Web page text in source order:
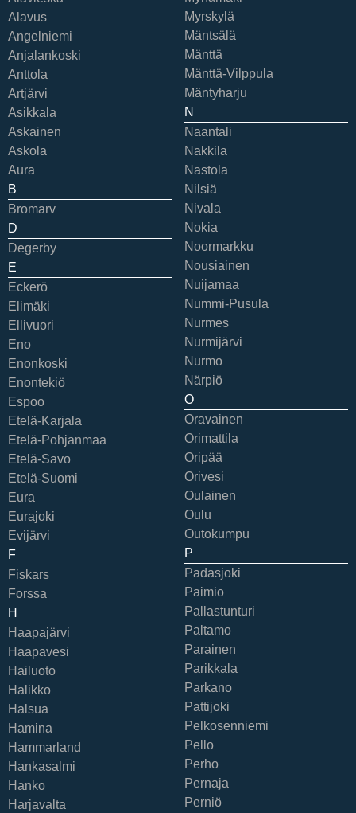
Alavus
Angelniemi
Anjalankoski
Anttola
Artjärvi
Asikkala
Askainen
Askola
Aura
B
Bromarv
D
Degerby
E
Eckerö
Elimäki
Ellivuori
Eno
Enonkoski
Enontekiö
Espoo
Etelä-Karjala
Etelä-Pohjanmaa
Etelä-Savo
Etelä-Suomi
Eura
Eurajoki
Evijärvi
F
Fiskars
Forssa
H
Haapajärvi
Haapavesi
Hailuoto
Halikko
Halsua
Hamina
Hammarland
Hankasalmi
Hanko
Harjavalta
Myrskylä
Mäntsälä
Mänttä
Mänttä-Vilppula
Mäntyharju
N
Naantali
Nakkila
Nastola
Nilsiä
Nivala
Nokia
Noormarkku
Nousiainen
Nuijamaa
Nummi-Pusula
Nurmes
Nurmijärvi
Nurmo
Närpiö
O
Oravainen
Orimattila
Oripää
Orivesi
Oulainen
Oulu
Outokumpu
P
Padasjoki
Paimio
Pallastunturi
Paltamo
Parainen
Parikkala
Parkano
Pattijoki
Pelkosenniemi
Pello
Perho
Pernaja
Perniö